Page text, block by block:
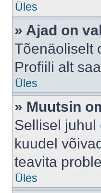
Üles
» Ajad on
Tõenäoliselt
Profiili alt
Üles
» Muutsin
Sellisel juhul
kuudel
teavita
Üles